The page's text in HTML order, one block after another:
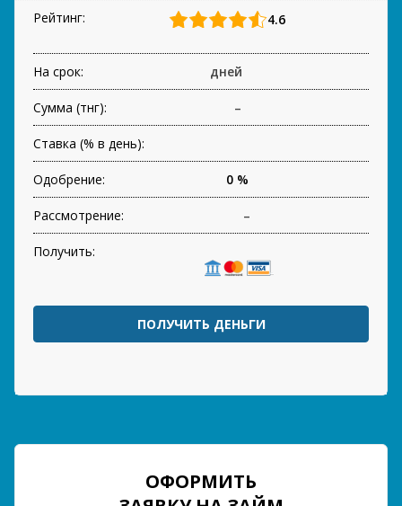
Рейтинг: 4.6
На срок: дней
Сумма (тнг): –
Ставка (% в день):
Одобрение: 0 %
Рассмотрение: –
Получить:
ПОЛУЧИТЬ ДЕНЬГИ
ОФОРМИТЬ